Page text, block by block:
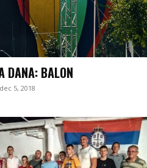
DANA: BALON
dec 5, 2018